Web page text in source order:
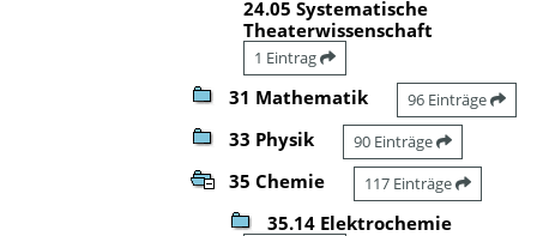
24.05 Systematische
Theaterwissenschaft
1 Eintrag
31 Mathematik 96 Einträge
33 Physik 90 Einträge
35 Chemie 117 Einträge
35.14 Elektrochemie